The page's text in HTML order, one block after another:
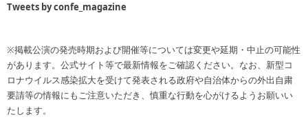
Tweets by confe_magazine
※掲載公演の発売時期および開催等については変更や延期・中止の可能性
があります。公式サイト等で最新情報をご確認ください。なお、新型コ
ロナウイルス感染拡大を受けて発表される政府や自治体からの外出自粛
要請等の情報にもご注意いただき、慎重な行動を心がけるようお願いい
たします。